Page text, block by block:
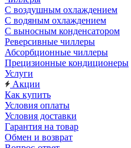
С воздушным охлаждением
С водяным охлаждением
С выносным конденсатором
Реверсивные чиллеры
Абсорбционные чиллеры
Прецизионные кондиционеры
Услуги
Акции
Как купить
Условия оплаты
Условия доставки
Гарантия на товар
Обмен и возврат